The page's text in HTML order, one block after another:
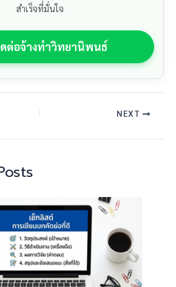
สำเร็จที่มั่นใจ
ต่อจ้างทำวิทยานิพนธ์
NEXT